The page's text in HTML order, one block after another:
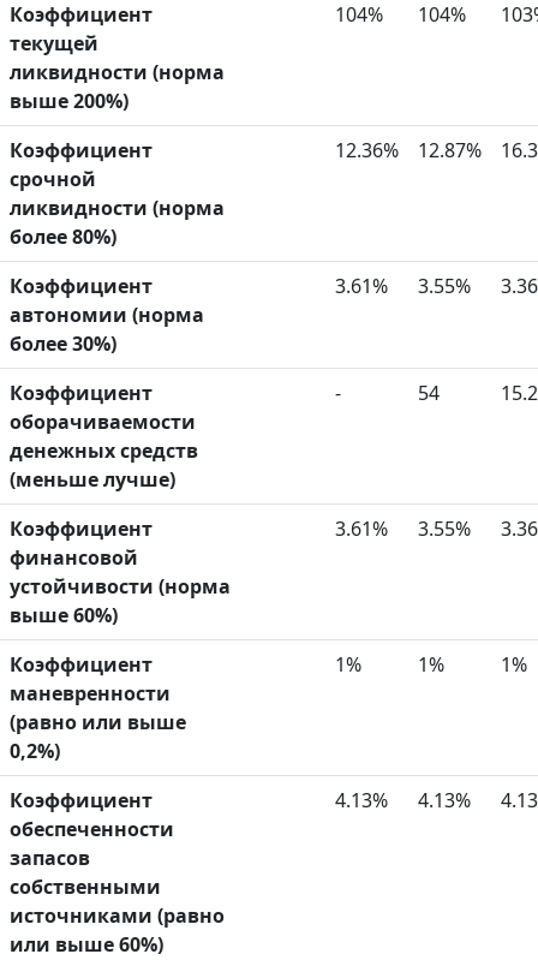
Коэффициент
текущей
ликвидности (норма
выше 200%)
104% 104%
Коэффициент
срочной
ликвидности (норма
более 80%)
12.36% 12.87%
Коэффициент
автономии (норма
более 30%)
3.61% 3.55%
Коэффициент
оборачиваемости
денежных средств
(меньше лучше)
- 54
Коэффициент
финансовой
устойчивости (норма
выше 60%)
3.61% 3.55%
Коэффициент
маневренности
(равно или выше
0,2%)
1% 1% 1%
Коэффициент
обеспеченности
запасов
собственными
источниками (равно
или выше 60%)
4.13% 4.13%